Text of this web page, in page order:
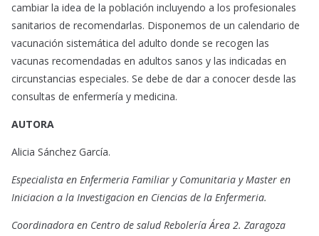
cambiar la idea de la población incluyendo a los profesionales
sanitarios de recomendarlas. Disponemos de un calendario de
vacunación sistemática del adulto donde se recogen las
vacunas recomendadas en adultos sanos y las indicadas en
circunstancias especiales. Se debe de dar a conocer desde las
consultas de enfermería y medicina.
AUTORA
Alicia Sánchez García.
Especialista en Enfermeria Familiar y Comunitaria y Master en
Iniciacion a la Investigacion en Ciencias de la Enfermeria.
Coordinadora en Centro de salud Rebolería Área 2. Zaragoza